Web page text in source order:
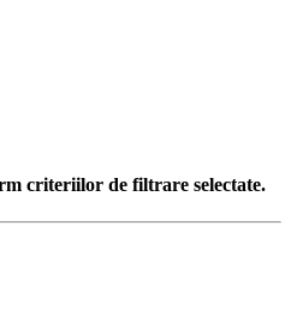
criteriilor de filtrare selectate.